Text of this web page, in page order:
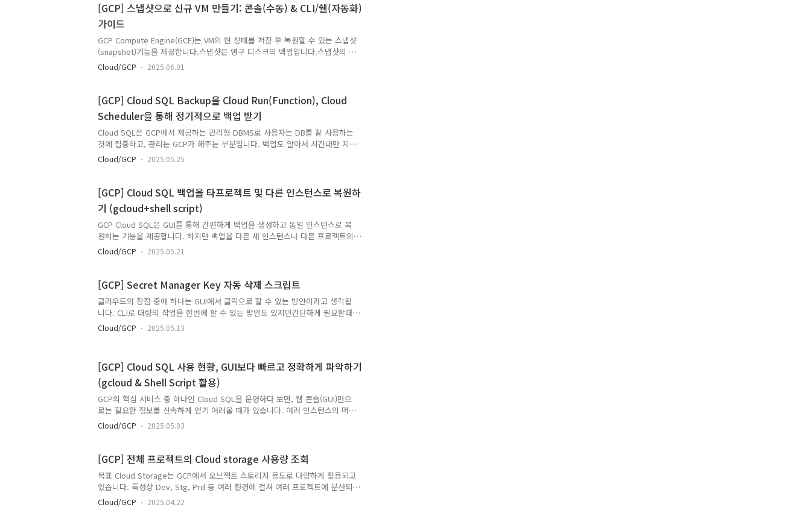
Run(Function)을 호출합니다.3. Function 내에서 GCE의 hostname을 수신 및
확인하고, 응답을 GCE로 반환합니다.4. Cloud Logging을 통해 실행 여부 및 ..
[GCP] 스냅샷으로 신규 VM 만들기: 콘솔(수동) & CLI/쉘(자동화)
가이드
GCP Compute Engine(GCE)는 VM의 현 상태를 저장 후 복원할 수 있는 스냅샷
(snapshot)기능을 제공합니다.스냅샷은 영구 디스크의 백업입니다.스냅샷의 주
요 용도는 운영 중인 VM을 특정 스냅샷 시점으로 복구할 수 있습니다.스냅샷을
사용하여 신규 디스크를 만들고, 이를 바탕으로 새로운 VM(GCE) 인스턴스를 생
데이터에 접근하는 데 사용됩니다.GCP에서는 GUI(콘솔)를 통해 클릭 몇 번으로
이 작업을 수행할 수 있습니다.CLI(gcloud+shell script)로도 동일한 설정이 가
능합니다.특히 대량의 작업을 수행해야 할 경우, CLI 방식이 훨씬 유리합니다.
이 글에서는 두 가지 방식을 모두 상세히 다..
Cloud/GCP 2025.06.01
[GCP] Cloud SQL Backup을 Cloud Run(Function), Cloud
Scheduler을 통해 정기적으로 백업 받기
Cloud SQL은 GCP에서 제공하는 관리형 DBMS로 사용자는 DB를 잘 사용하는
것에 집중하고, 관리는 GCP가 해주는 부분입니다. 백업도 알아서 시간대만 지정
해 주면, 하루에 한번 해당 시간대에 백업을 해줍니다. 그 외에는 사용자가 콘솔
(GUI)에서 직접 수동 백업을 실행하거나, gcloud 명령어로 수동 백업을 받을 수
격으로 백업이 필요한 경우도 있을 수 있을 것입니다. 이러한 상황을 가정하고,
파이썬 코드+Cloud Run(Function)+Cloud Scheduler 을 통해 일회성 백업과
지정된 시간에 백업을 하는 방안에 대해 작성하였습니다. 구성도필요권한 :
Cloud SQL 백업을 트리거하려면 최소 cloud..
Cloud/GCP 2025.05.25
[GCP] Cloud SQL 백업을 타프로젝트 및 다른 인스턴스로 복원하
기 (gcloud+shell script)
GCP Cloud SQL은 GUI를 통해 간편하게 백업을 생성하고 동일 인스턴스로 복
원하는 기능을 제공합니다. 하지만 백업을 다른 새 인스턴스나 다른 프로젝트의
인스턴스로 복원해야 할 경우, GUI에서는 직접적인 지원이 없습니다. GUI에서
지원하지 않는 기능이 CLI에서 지원되는 경우가 있습니다. Cloud SQL의 내장
옮기려면 mysqldump와 같은 별도의 내보내기 작업을 통해 Cloud Storage 버
킷 등에 저장한 후 다시 가져오기(Import) 해야 합니다. 이와 달리, gcloud CLI
를 사용하면 Cloud SQL 백업에서 바로 다른 인스턴스(신규 또는 타 프로젝트)
로 복원할 수 있습니다. 이는 mysq..
Cloud/GCP 2025.05.21
[GCP] Secret Manager Key 자동 삭제 스크립트
클라우드의 장점 중에 하나는 GUI에서 클릭으로 할 수 있는 방안이라고 생각됩
니다. CLI로 대량의 작업을 한번에 할 수 있는 방안도 있지만간단하게 필요할때
화면에 나오는 설명을 따라서 설정해서 할 수 있다는 것은 크나큰 장점이라 생각
됩니다. 다만 위에 쓴대로 대량의 작업을 한번에 하는건 GUI로는 힘듭니다. 이번
다음과 같습니다. GCP에서 프로젝트가 필요없게 되면 정리를 해야되는데 결제
계정을 빼면 모든 리소스가 정지되게 되며, 아예 프로젝트를 삭제하는 방안도 있
습니다. 다만 여러 이유로 프로젝트가 존재할 필요가 있을때는 비용이 발생되는
리소..
Cloud/GCP 2025.05.13
[GCP] Cloud SQL 사용 현황, GUI보다 빠르고 정확하게 파악하기
(gcloud & Shell Script 활용)
GCP의 핵심 서비스 중 하나인 Cloud SQL을 운영하다 보면, 웹 콘솔(GUI)만으
로는 필요한 정보를 신속하게 얻기 어려울 때가 있습니다. 여러 인스턴스의 머신
타입을 비교하거나, 할당된 용량이 아닌 실제 디스크 사용량을 확인하고 싶을
때, 또는 HA(고가용성) 구성 여부를 한눈에 파악하고 싶을 때 GUI는 종종 여러
을 해소하고자 gcloud와 쉘스크립트를 활용하여 터미널 환경에서 Cloud SQL
현황을 파악하는 방법들을 작성하였습니다. GCP 인프라 관리자, DevOps 엔지
니어, DBA 등 Cloud SQL을 운영하는 분들이라면 누구나 겪어봤을 법한 문제들
에 대한 해결책을 제시하는 것을 목표로 합니다. 본문에서는 먼저..
Cloud/GCP 2025.05.03
[GCP] 전체 프로젝트의 Cloud storage 사용량 조회
목표 Cloud Storage는 GCP에서 오브젝트 스토리지 용도로 다양하게 활용되고
있습니다. 특성상 Dev, Stg, Prd 등 여러 환경에 걸쳐 여러 프로젝트에 분산되
어 생성되며, Cloud Run과 같은 PaaS 서비스를 사용할 경우 자동으로 버킷이
생성되기도 합니다. 이처럼 다양한 위치에 버킷이 존재하다 보니, 전체 현황을
Cloud/GCP 2025.04.22